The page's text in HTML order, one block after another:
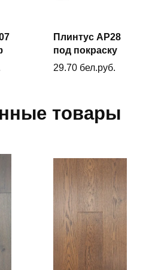
В
корзину
Плинтус AP28
под покраску
29.70 бел.руб.
товары